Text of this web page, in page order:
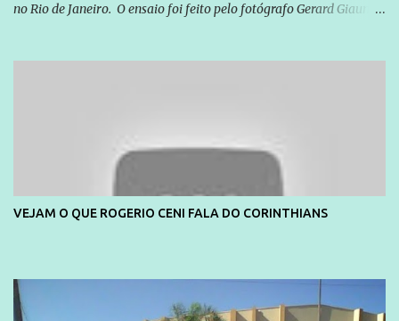
no Rio de Janeiro. O ensaio foi feito pelo fotógrafo Gerard Giaume
VEJAM O QUE ROGERIO CENI FALA DO CORINTHIANS